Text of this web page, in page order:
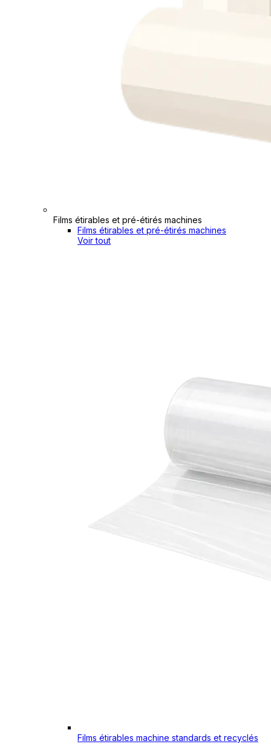
Films étirables et pré-étirés machines
Films étirables et pré-étirés machines
Voir tout
Films étirables machine standards et recyclés